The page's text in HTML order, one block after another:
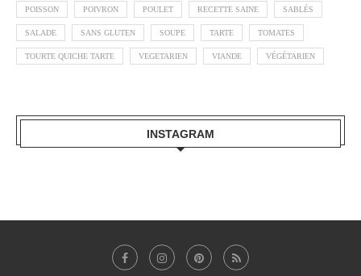
POISSON POIVRON POULET RECETTE SAINE SABLÉS
SALADE SANS GLUTEN SOUPE TARTE TOMATES
TOURTE QUICHE TARTE VEGETARIEN VIANDE VÉGÉTARIEN
INSTAGRAM